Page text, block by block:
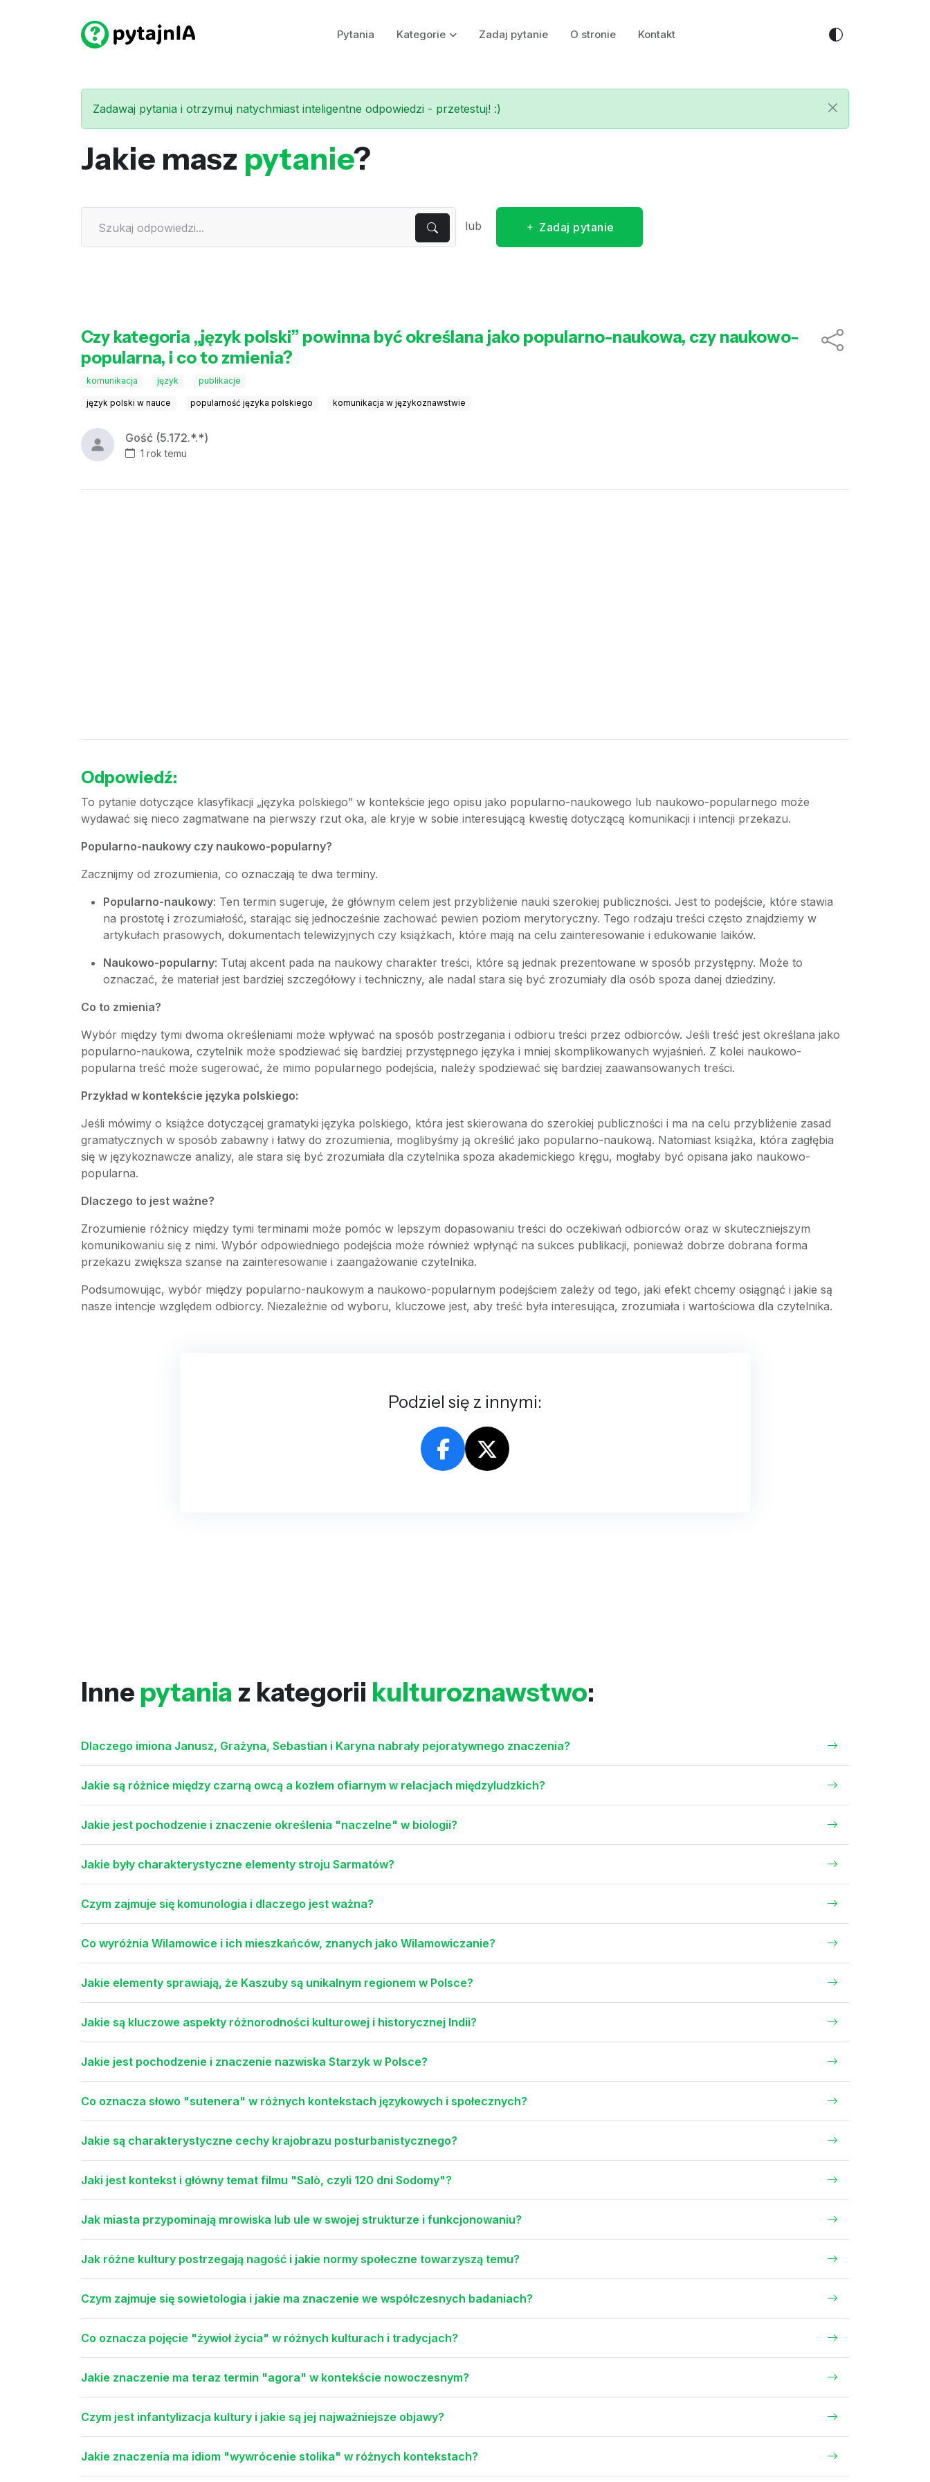
Pytania Kategorie Zadaj pytanie O stronie Kontakt
Zadawaj pytania i otrzymuj natychmiast inteligentne odpowiedzi - przetestuj! :)
Jakie masz pytanie?
lub Zadaj pytanie
Czy kategoria „język polski” powinna być określana jako popularno-naukowa, czy naukowo-
popularna, i co to zmienia?
komunikacja język publikacje
język polski w nauce popularność języka polskiego komunikacja w językoznawstwie
Gość (5.172.*.*)
1 rok temu
Odpowiedź:
To pytanie dotyczące klasyfikacji „języka polskiego” w kontekście jego opisu jako popularno-naukowego lub naukowo-popularnego może
wydawać się nieco zagmatwane na pierwszy rzut oka, ale kryje w sobie interesującą kwestię dotyczącą komunikacji i intencji przekazu.
Popularno-naukowy czy naukowo-popularny?
Zacznijmy od zrozumienia, co oznaczają te dwa terminy.
Popularno-naukowy: Ten termin sugeruje, że głównym celem jest przybliżenie nauki szerokiej publiczności. Jest to podejście, które stawia
na prostotę i zrozumiałość, starając się jednocześnie zachować pewien poziom merytoryczny. Tego rodzaju treści często znajdziemy w
artykułach prasowych, dokumentach telewizyjnych czy książkach, które mają na celu zainteresowanie i edukowanie laików.
Naukowo-popularny: Tutaj akcent pada na naukowy charakter treści, które są jednak prezentowane w sposób przystępny. Może to
oznaczać, że materiał jest bardziej szczegółowy i techniczny, ale nadal stara się być zrozumiały dla osób spoza danej dziedziny.
Co to zmienia?
Wybór między tymi dwoma określeniami może wpływać na sposób postrzegania i odbioru treści przez odbiorców. Jeśli treść jest określana jako
popularno-naukowa, czytelnik może spodziewać się bardziej przystępnego języka i mniej skomplikowanych wyjaśnień. Z kolei naukowo-
popularna treść może sugerować, że mimo popularnego podejścia, należy spodziewać się bardziej zaawansowanych treści.
Przykład w kontekście języka polskiego:
Jeśli mówimy o książce dotyczącej gramatyki języka polskiego, która jest skierowana do szerokiej publiczności i ma na celu przybliżenie zasad
gramatycznych w sposób zabawny i łatwy do zrozumienia, moglibyśmy ją określić jako popularno-naukową. Natomiast książka, która zagłębia
się w językoznawcze analizy, ale stara się być zrozumiała dla czytelnika spoza akademickiego kręgu, mogłaby być opisana jako naukowo-
popularna.
Dlaczego to jest ważne?
Zrozumienie różnicy między tymi terminami może pomóc w lepszym dopasowaniu treści do oczekiwań odbiorców oraz w skuteczniejszym
komunikowaniu się z nimi. Wybór odpowiedniego podejścia może również wpłynąć na sukces publikacji, ponieważ dobrze dobrana forma
przekazu zwiększa szanse na zainteresowanie i zaangażowanie czytelnika.
Podsumowując, wybór między popularno-naukowym a naukowo-popularnym podejściem zależy od tego, jaki efekt chcemy osiągnąć i jakie są
nasze intencje względem odbiorcy. Niezależnie od wyboru, kluczowe jest, aby treść była interesująca, zrozumiała i wartościowa dla czytelnika.
Podziel się z innymi:
Inne pytania z kategorii kulturoznawstwo:
Dlaczego imiona Janusz, Grażyna, Sebastian i Karyna nabrały pejoratywnego znaczenia?
Jakie są różnice między czarną owcą a kozłem ofiarnym w relacjach międzyludzkich?
Jakie jest pochodzenie i znaczenie określenia "naczelne" w biologii?
Jakie były charakterystyczne elementy stroju Sarmatów?
Czym zajmuje się komunologia i dlaczego jest ważna?
Co wyróżnia Wilamowice i ich mieszkańców, znanych jako Wilamowiczanie?
Jakie elementy sprawiają, że Kaszuby są unikalnym regionem w Polsce?
Jakie są kluczowe aspekty różnorodności kulturowej i historycznej Indii?
Jakie jest pochodzenie i znaczenie nazwiska Starzyk w Polsce?
Co oznacza słowo "sutenera" w różnych kontekstach językowych i społecznych?
Jakie są charakterystyczne cechy krajobrazu posturbanistycznego?
Jaki jest kontekst i główny temat filmu "Salò, czyli 120 dni Sodomy"?
Jak miasta przypominają mrowiska lub ule w swojej strukturze i funkcjonowaniu?
Jak różne kultury postrzegają nagość i jakie normy społeczne towarzyszą temu?
Czym zajmuje się sowietologia i jakie ma znaczenie we współczesnych badaniach?
Co oznacza pojęcie "żywioł życia" w różnych kulturach i tradycjach?
Jakie znaczenie ma teraz termin "agora" w kontekście nowoczesnym?
Czym jest infantylizacja kultury i jakie są jej najważniejsze objawy?
Jakie znaczenia ma idiom "wywrócenie stolika" w różnych kontekstach?